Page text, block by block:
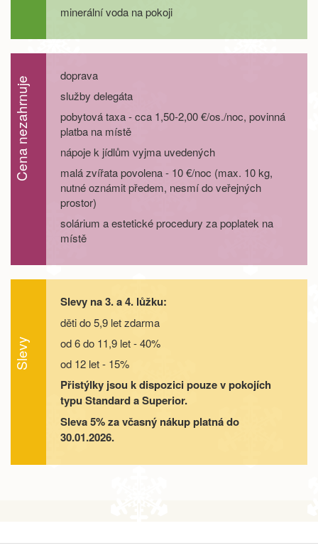
minerální voda na pokoji
Cena nezahrnuje
doprava
služby delegáta
pobytová taxa - cca 1,50-2,00 €/os./noc, povinná
platba na místě
nápoje k jídlům vyjma uvedených
malá zvířata povolena - 10 €/noc (max. 10 kg,
nutné oznámit předem, nesmí do veřejných
prostor)
solárium a estetické procedury za poplatek na
místě
Slevy
Slevy na 3. a 4. lůžku:
děti do 5,9 let zdarma
od 6 do 11,9 let - 40%
od 12 let - 15%
Přistýlky jsou k dispozici pouze v pokojích
typu Standard a Superior.
Sleva 5% za včasný nákup platná do
30.01.2026.